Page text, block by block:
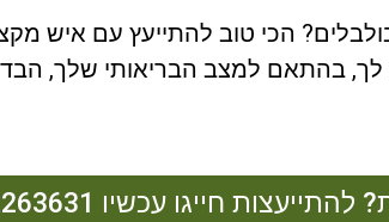
הכי טוב להתייעץ עם איש
לך, בהתאם למצב הבריאותי שלך,
חייגו עכשיו 054-2263631